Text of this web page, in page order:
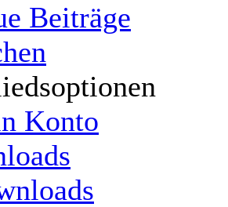
Beiträge
Konto